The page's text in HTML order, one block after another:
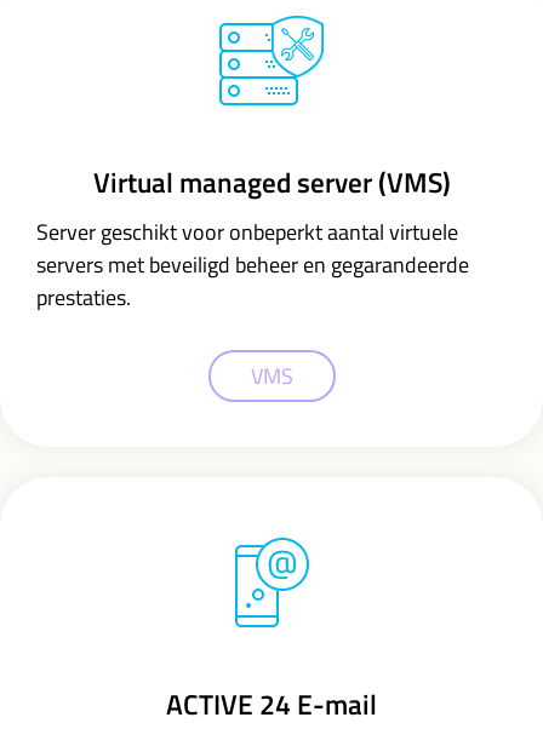
Virtual managed server (VMS)
Server geschikt voor onbeperkt aantal virtuele
servers met beveiligd beheer en gegarandeerde
prestaties.
VMS
ACTIVE 24 E-mail